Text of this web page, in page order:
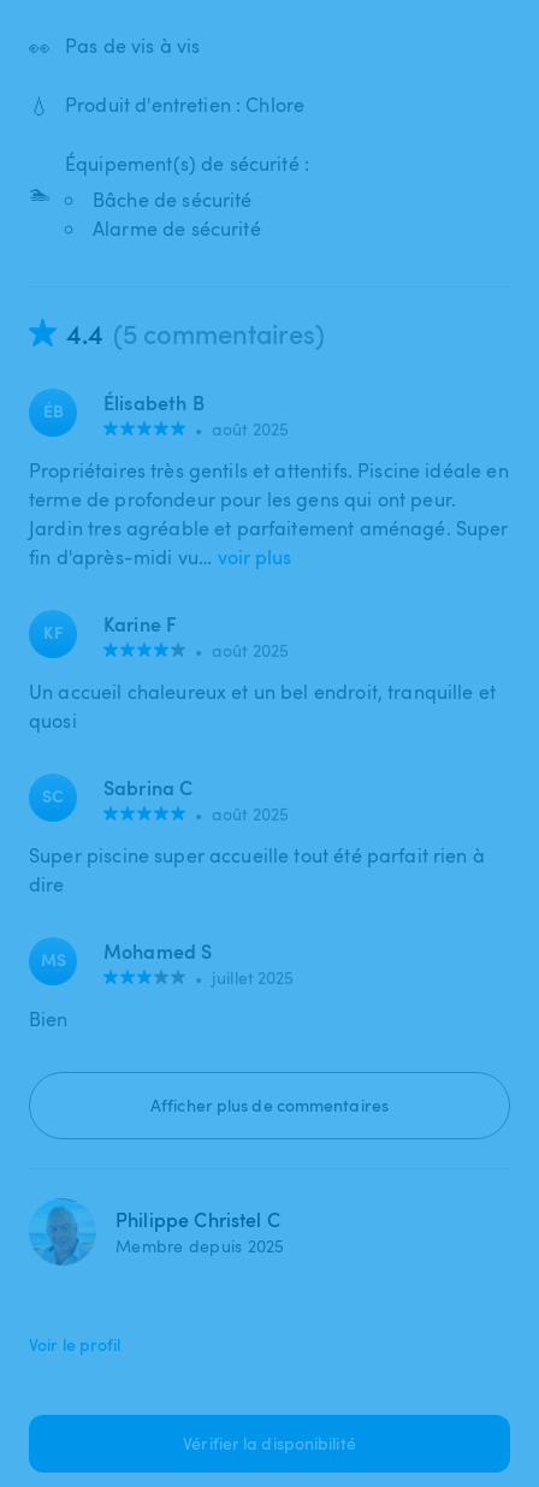
👀 Pas de vis à vis
💧 Produit d'entretien : Chlore
🏊
Équipement(s) de sécurité :
Bâche de sécurité
Alarme de sécurité
4.4 (5 commentaires)
ÉB Élisabeth B
• août 2025
Propriétaires très gentils et attentifs. Piscine idéale en
terme de profondeur pour les gens qui ont peur.
Jardin tres agréable et parfaitement aménagé. Super
fin d'après-midi vu… voir plus
KF Karine F
• août 2025
Un accueil chaleureux et un bel endroit, tranquille et
quosi
SC Sabrina C
• août 2025
Super piscine super accueille tout été parfait rien à
dire
MS Mohamed S
• juillet 2025
Bien
Afficher plus de commentaires
Philippe Christel C
Membre depuis 2025
Voir le profil
Vérifier la disponibilité